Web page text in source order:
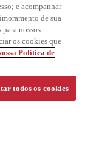
e acompanhar
de sua
nossos
os cookies que
Política de
todos os cookies